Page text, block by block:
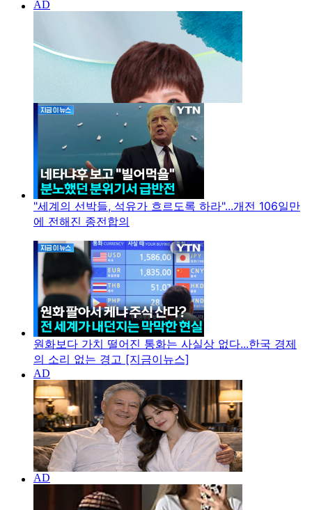
"세계의 선박들, 석유가 흐르도록 하라"...개전 106일만
에 전해진 종전합의
원화보다 가치 떨어진 통화는 사실상 없다...한국 경제
의 소리 없는 경고 [지금이뉴스]